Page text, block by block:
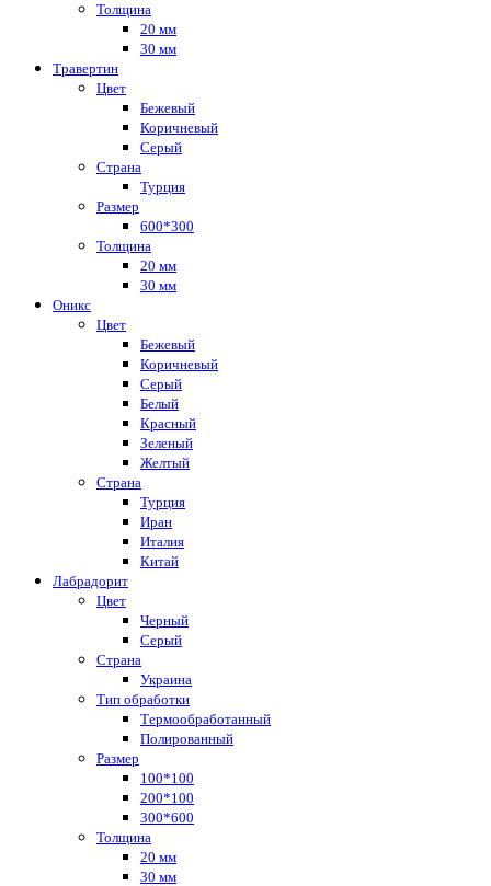
Толщина
20 мм
30 мм
Травертин
Цвет
Бежевый
Коричневый
Серый
Страна
Турция
Размер
600*300
Толщина
20 мм
30 мм
Оникс
Цвет
Бежевый
Коричневый
Серый
Белый
Красный
Зеленый
Желтый
Страна
Турция
Иран
Италия
Китай
Лабрадорит
Цвет
Черный
Серый
Страна
Украина
Тип обработки
Термообработанный
Полированный
Размер
100*100
200*100
300*600
Толщина
20 мм
30 мм